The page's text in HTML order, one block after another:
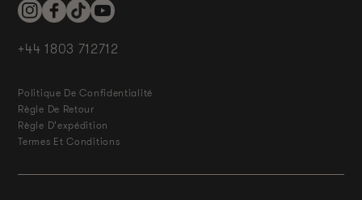
InstagramFacebookTikTokYouTube
+44 1803 712712
Politique De Confidentialité
Règle De Retour
Règle D'expédition
Termes Et Conditions